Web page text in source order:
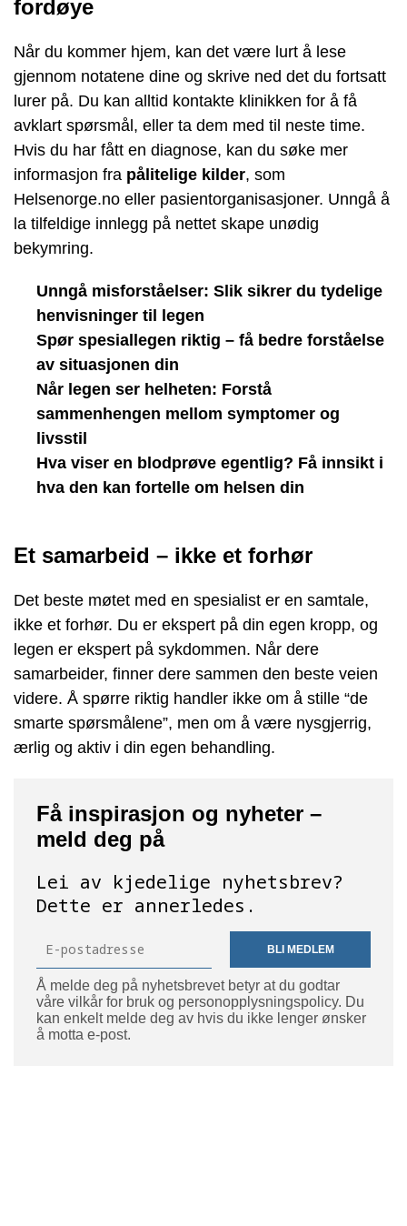
fordøye
Når du kommer hjem, kan det være lurt å lese
gjennom notatene dine og skrive ned det du fortsatt
lurer på. Du kan alltid kontakte klinikken for å få
avklart spørsmål, eller ta dem med til neste time.
Hvis du har fått en diagnose, kan du søke mer
informasjon fra pålitelige kilder, som
Helsenorge.no eller pasientorganisasjoner. Unngå å
la tilfeldige innlegg på nettet skape unødig
bekymring.
Unngå misforståelser: Slik sikrer du tydelige
henvisninger til legen
Spør spesiallegen riktig – få bedre forståelse
av situasjonen din
Når legen ser helheten: Forstå
sammenhengen mellom symptomer og
livsstil
Hva viser en blodprøve egentlig? Få innsikt i
hva den kan fortelle om helsen din
Et samarbeid – ikke et forhør
Det beste møtet med en spesialist er en samtale,
ikke et forhør. Du er ekspert på din egen kropp, og
legen er ekspert på sykdommen. Når dere
samarbeider, finner dere sammen den beste veien
videre. Å spørre riktig handler ikke om å stille “de
smarte spørsmålene”, men om å være nysgjerrig,
ærlig og aktiv i din egen behandling.
Få inspirasjon og nyheter –
meld deg på
Lei av kjedelige nyhetsbrev?
Dette er annerledes.
BLI MEDLEM
Å melde deg på nyhetsbrevet betyr at du godtar
våre vilkår for bruk og personopplysningspolicy. Du
kan enkelt melde deg av hvis du ikke lenger ønsker
å motta e-post.